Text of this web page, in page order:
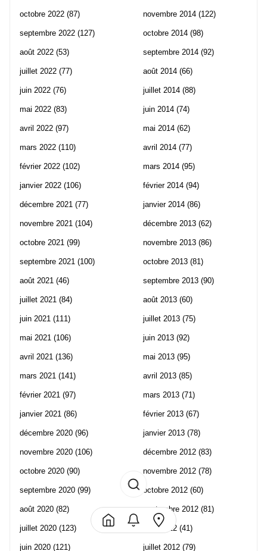
octobre 2022 (87)
septembre 2022 (127)
août 2022 (53)
juillet 2022 (77)
juin 2022 (76)
mai 2022 (83)
avril 2022 (97)
mars 2022 (110)
février 2022 (102)
janvier 2022 (106)
décembre 2021 (77)
novembre 2021 (104)
octobre 2021 (99)
septembre 2021 (100)
août 2021 (46)
juillet 2021 (84)
juin 2021 (111)
mai 2021 (106)
avril 2021 (136)
mars 2021 (141)
février 2021 (97)
janvier 2021 (86)
décembre 2020 (96)
novembre 2020 (106)
octobre 2020 (90)
septembre 2020 (99)
août 2020 (82)
juillet 2020 (123)
juin 2020 (121)
novembre 2014 (122)
octobre 2014 (98)
septembre 2014 (92)
août 2014 (66)
juillet 2014 (88)
juin 2014 (74)
mai 2014 (62)
avril 2014 (77)
mars 2014 (95)
février 2014 (94)
janvier 2014 (86)
décembre 2013 (62)
novembre 2013 (86)
octobre 2013 (81)
septembre 2013 (90)
août 2013 (60)
juillet 2013 (75)
juin 2013 (92)
mai 2013 (95)
avril 2013 (85)
mars 2013 (71)
février 2013 (67)
janvier 2013 (78)
décembre 2012 (83)
novembre 2012 (78)
octobre 2012 (60)
septembre 2012 (81)
août 2012 (41)
juillet 2012 (79)